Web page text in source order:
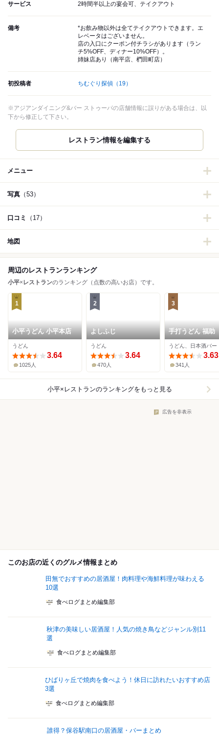
サービス 2時間半以上の宴会可、テイクアウト
備考
*お飲み物以外は全てテイクアウトできます。エ
レベータはございません。
店の入口にクーポン付チラシがあります（ラン
チ5%OFF、ディナー10%OFF）。
姉妹店あり（南平店、椚田町店）
初投稿者 ちむぐり探偵 （19）
※アジアンダイニング&バー ストゥーパの店舗情報に誤りがある場合は、以
下から修正して下さい。
メニュー
写真 （53）
口コミ （17）
地図
周辺のレストランランキング
小平× レストランのランキング（点数の高いお店）です。
1
小平うどん 小平本店
うどん
3.64
1025人
2
よしふじ
うどん
3.64
470人
3
手打うどん 福助
うどん、日本酒バー
3.63
341人
小平×レストランのランキングをもっと見る
広告を非表示
このお店の近くのグルメ情報まとめ
田無でおすすめの居酒屋！肉料理や海鮮料理が味わえる
10選
食べログまとめ編集部
秋津の美味しい居酒屋！人気の焼き鳥などジャンル別11
選
食べログまとめ編集部
ひばりヶ丘で焼肉を食べよう！休日に訪れたいおすすめ店
3選
食べログまとめ編集部
誰得？保谷駅南口の居酒屋・バーまとめ